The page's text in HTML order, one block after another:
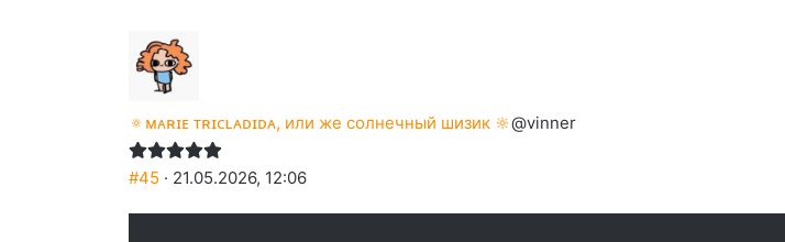
🔅ᴍᴀʀɪᴇ ᴛʀɪᴄʟᴀᴅɪᴅᴀ, или же солнечный шизик 🔆@vinner
#45 · 21.05.2026, 12:06